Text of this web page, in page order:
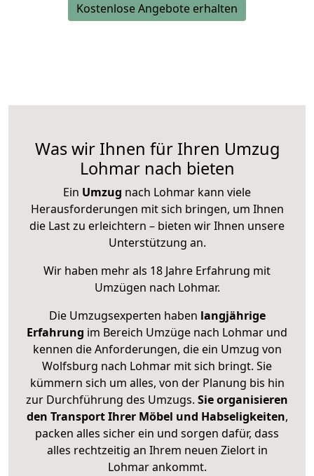
Kostenlose Angebote erhalten
Was wir Ihnen für Ihren Umzug
Lohmar nach bieten
Ein Umzug nach Lohmar kann viele
Herausforderungen mit sich bringen, um Ihnen
die Last zu erleichtern – bieten wir Ihnen unsere
Unterstützung an.
Wir haben mehr als 18 Jahre Erfahrung mit
Umzügen nach Lohmar.
Die Umzugsexperten haben langjährige
Erfahrung im Bereich Umzüge nach Lohmar und
kennen die Anforderungen, die ein Umzug von
Wolfsburg nach Lohmar mit sich bringt. Sie
kümmern sich um alles, von der Planung bis hin
zur Durchführung des Umzugs. Sie organisieren
den Transport Ihrer Möbel und Habseligkeiten,
packen alles sicher ein und sorgen dafür, dass
alles rechtzeitig an Ihrem neuen Zielort in
Lohmar ankommt.